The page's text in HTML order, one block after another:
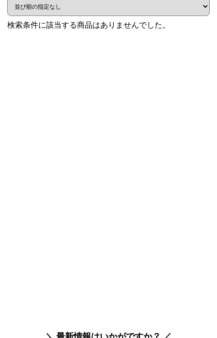
検索条件に該当する商品はありませんでした。